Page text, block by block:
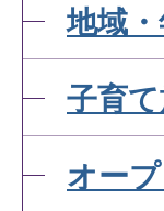
地域
子育
オー